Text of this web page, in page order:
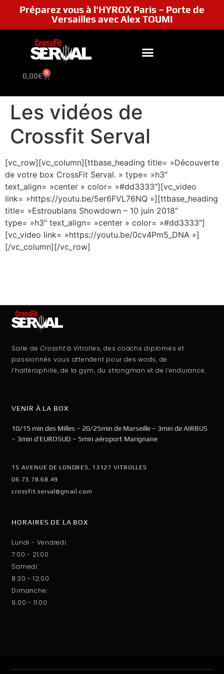
Préparez vous à l'HYROX Paris – Porte de
Versailles avec Alex TOUMI
0,00€ 0
Les vidéos de
Crossfit Serval
[vc_row][vc_column][ttbase_heading title= »Découverte
de votre box CrossFit Serval. » type= »h3″
text_align= »center » color= »#dd3333″][vc_video
link= »https://youtu.be/5er6FVL76NQ »][ttbase_heading
title= »Estroublans Showdown – 10 juin 2018″
type= »h3″ text_align= »center » color= »#dd3333″]
[vc_video link= »https://youtu.be/0cv4Pm5_DNA »]
[/vc_column][/vc_row]
Salle deCrossfità Vitrolles, des coachs diplomés et
passionnés vous attendent pour des wods, de
l’haltérophilie, de la gym, du strongman et de l’endurance.
VENIR À LA BOX
10/15 min des Milles – 20/25min de Marseille – 3min de AIRBUS
– 3min d’EUROSUD – 5min aéroport Marignane
15 AVENUE DE LONDRES, 13127 VITROLLES
06.73.78.68.49
crossfit.serval@gmail.com
HORAIRES DE LA BOX
Lundi - Vendredi:
7:00 - 21:00
Samedi:
8:30 - 12:00
Dimanche:
9:00 - 11:00